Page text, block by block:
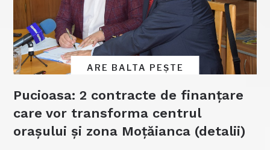
ARE BALTA PEȘTE
Pucioasa: 2 contracte de finanțare
care vor transforma centrul
orașului și zona Moțăianca (detalii)